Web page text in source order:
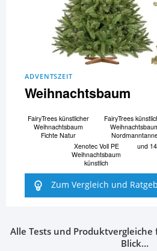
ADVENTSZEIT
Weihnachtsbaum
FairyTrees künstlicher
Weihnachtsbaum
Fichte Natur
FairyTrees
Xenotec Voll PE
Weihnachtsbaum
künstlich
und
Zum Vergleich und
Alle Tests und
Blick…